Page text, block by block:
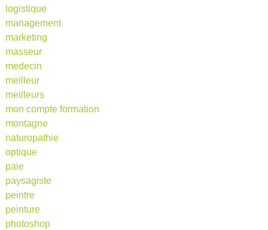
logistique
management
marketing
masseur
medecin
meilleur
meilleurs
mon compte formation
montagne
naturopathie
optique
paie
paysagiste
peintre
peinture
photoshop